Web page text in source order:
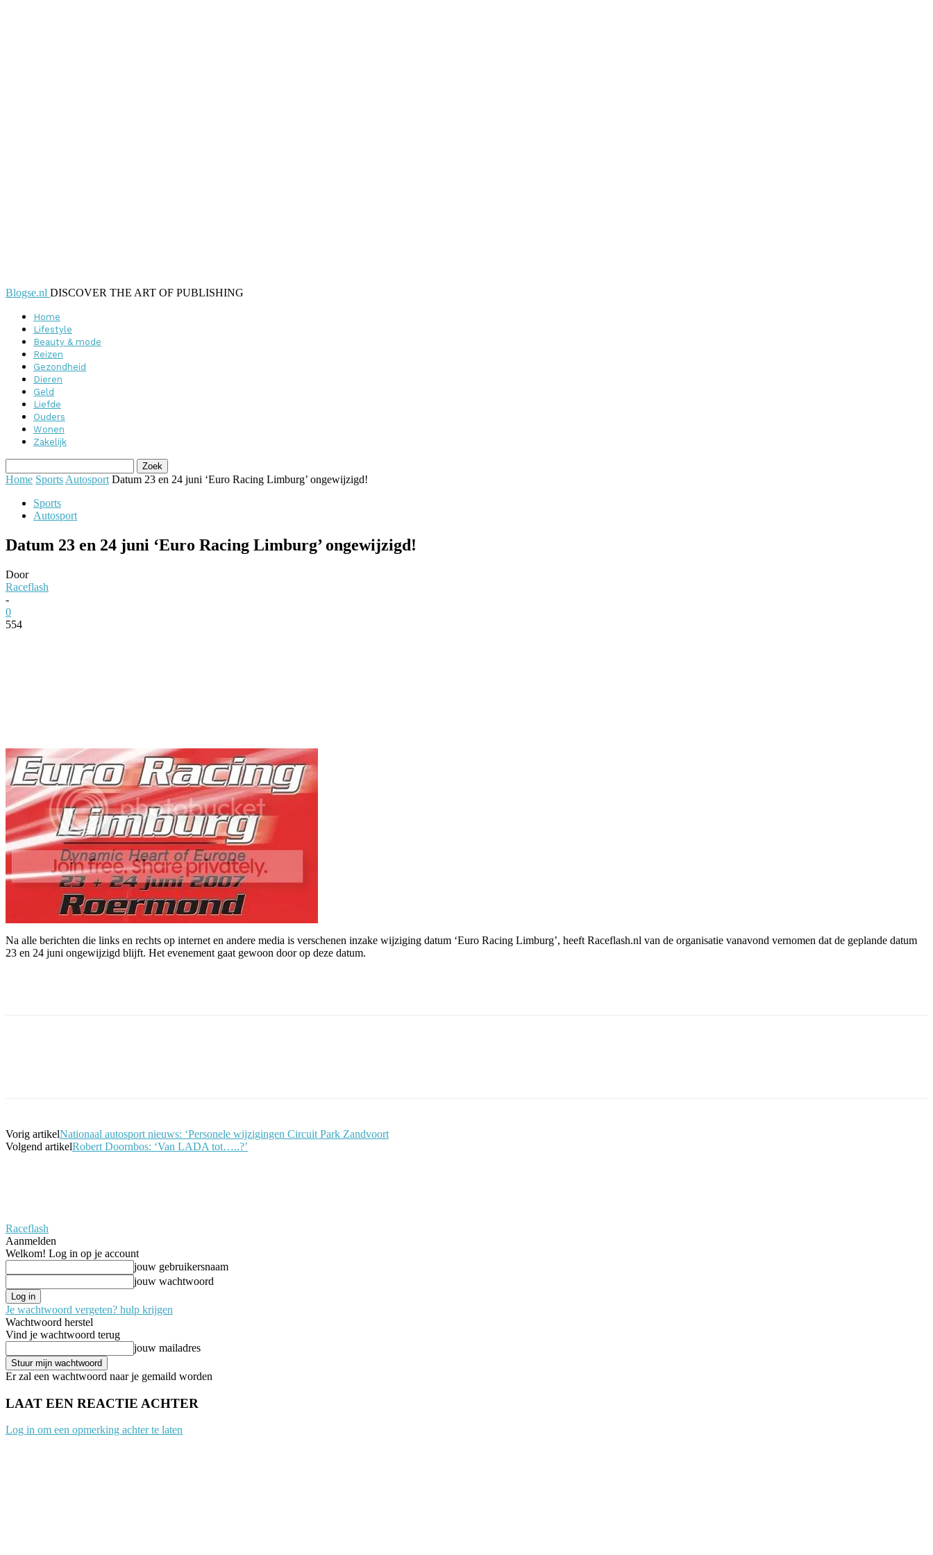
Blogse.nl DISCOVER THE ART OF PUBLISHING
Home
Lifestyle
Beauty & mode
Reizen
Gezondheid
Dieren
Geld
Liefde
Ouders
Wonen
Zakelijk
Home Sports Autosport Datum 23 en 24 juni ‘Euro Racing Limburg’ ongewijzigd!
Sports
Autosport
Datum 23 en 24 juni ‘Euro Racing Limburg’ ongewijzigd!
Door
Raceflash
-
0
554
Na alle berichten die links en rechts op internet en andere media is verschenen inzake wijziging datum ‘Euro Racing Limburg’, heeft Raceflash.nl van de organisatie vanavond vernomen dat de geplande datum
23 en 24 juni ongewijzigd blijft. Het evenement gaat gewoon door op deze datum.
Vorig artikelNationaal autosport nieuws: ‘Personele wijzigingen Circuit Park Zandvoort
Volgend artikelRobert Doornbos: ‘Van LADA tot…..?’
Raceflash
Aanmelden
Welkom! Log in op je account
jouw gebruikersnaam
jouw wachtwoord
Je wachtwoord vergeten? hulp krijgen
Wachtwoord herstel
Vind je wachtwoord terug
jouw mailadres
Er zal een wachtwoord naar je gemaild worden
LAAT EEN REACTIE ACHTER
Log in om een opmerking achter te laten